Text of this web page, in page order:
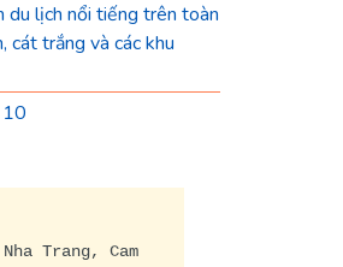
du lịch nổi tiếng trên toàn
cát trắng và các khu
10
Trang, Cam